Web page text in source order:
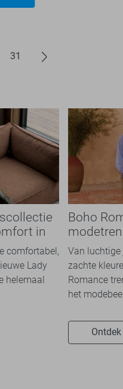
31
in
comfortabel,
Lady
helemaal
Boho
overal
Van luchtige
zachte
Romance
het